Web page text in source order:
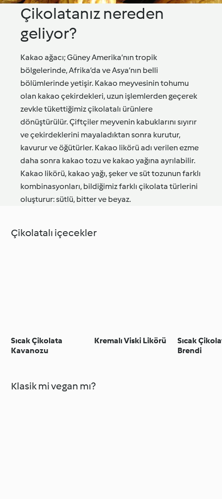
Çikolatanız nereden
geliyor?
Kakao ağacı; Güney Amerika’nın tropik
bölgelerinde, Afrika’da ve Asya’nın belli
bölümlerinde yetişir. Kakao meyvesinin tohumu
olan kakao çekirdekleri, uzun işlemlerden geçerek
zevkle tükettiğimiz çikolatalı ürünlere
dönüştürülür. Çiftçiler meyvenin kabuklarını sıyırır
ve çekirdeklerini mayaladıktan sonra kurutur,
kavurur ve öğütürler. Kakao likörü adı verilen ezme
daha sonra kakao tozu ve kakao yağına ayrılabilir.
Kakao likörü, kakao yağı, şeker ve süt tozunun farklı
kombinasyonları, bildiğimiz farklı çikolata türlerini
oluşturur: sütlü, bitter ve beyaz.
Çikolatalı içecekler
Sıcak Çikolata
Kavanozu
Kremalı Viski Likörü
Sıcak
Brendi
Klasik mi vegan mı?